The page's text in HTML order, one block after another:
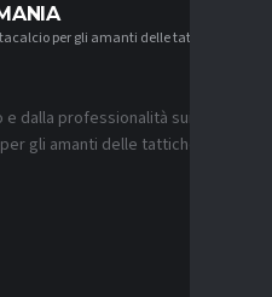
per gli amanti delle tattiche
dalla professionalità sui
gli amanti delle tattiche